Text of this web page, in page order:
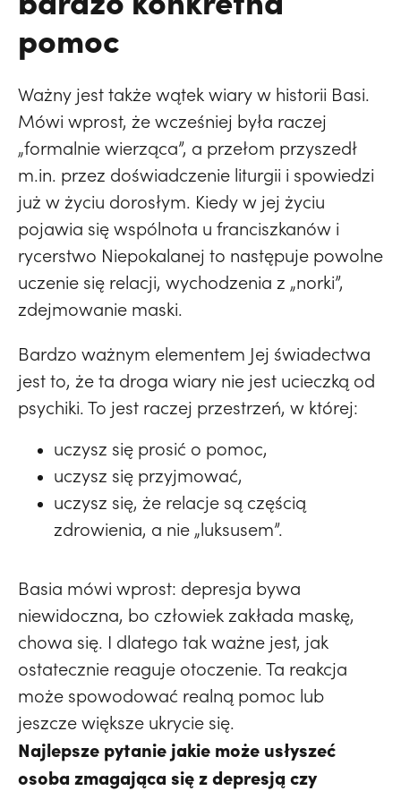
pomoc
Ważny jest także wątek wiary w historii Basi.
Mówi wprost, że wcześniej była raczej
„formalnie wierząca”, a przełom przyszedł
m.in. przez doświadczenie liturgii i spowiedzi
już w życiu dorosłym. Kiedy w jej życiu
pojawia się wspólnota u franciszkanów i
rycerstwo Niepokalanej to następuje powolne
uczenie się relacji, wychodzenia z „norki”,
zdejmowanie maski.
Bardzo ważnym elementem Jej świadectwa
jest to, że ta droga wiary nie jest ucieczką od
psychiki. To jest raczej przestrzeń, w której:
uczysz się prosić o pomoc,
uczysz się przyjmować,
uczysz się, że relacje są częścią
zdrowienia, a nie „luksusem”.
Basia mówi wprost: depresja bywa
niewidoczna, bo człowiek zakłada maskę,
chowa się. I dlatego tak ważne jest, jak
ostatecznie reaguje otoczenie. Ta reakcja
może spowodować realną pomoc lub
jeszcze większe ukrycie się.
Najlepsze pytanie jakie może usłyszeć
osoba zmagająca się z depresją czy